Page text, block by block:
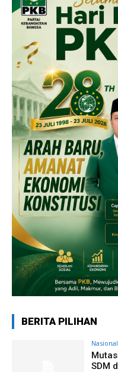
BERITA PILIHAN
Nasional
SDM